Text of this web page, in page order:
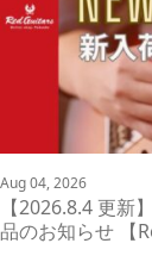
Aug 04, 2026
【2026.8.4 更新
品のお知らせ 【